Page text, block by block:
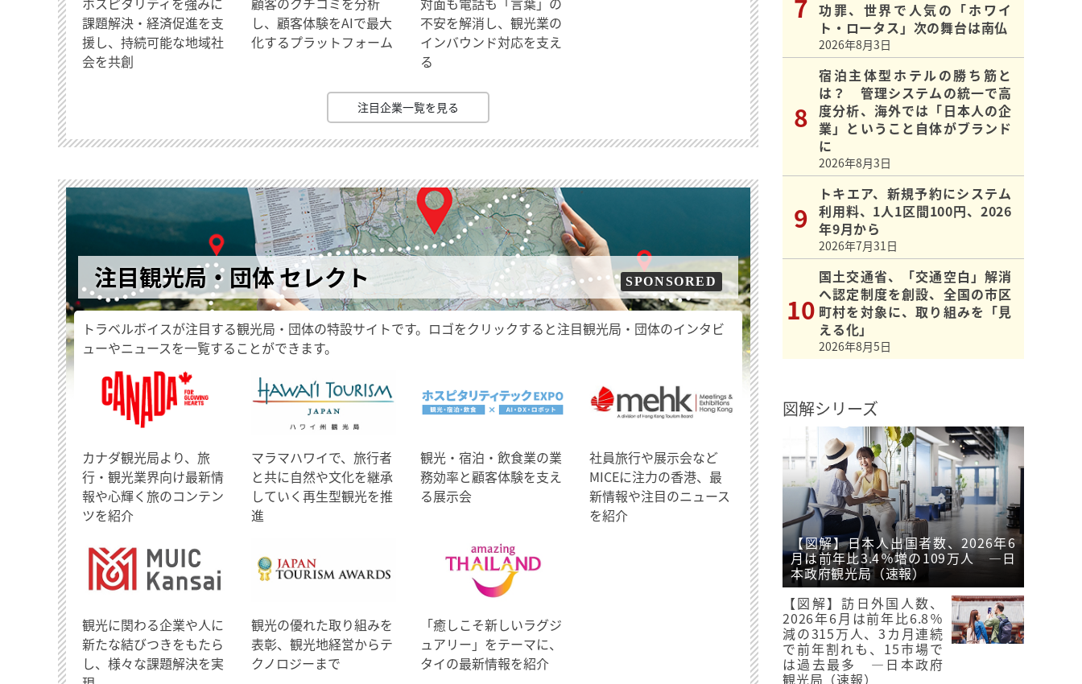
課題解決・経済促進を支
援し、持続可能な地域社
会を共創
し、顧客体験をAIで最大
化するプラットフォーム
不安を解消し、観光業の
インバウンド対応を支え
る
注目企業一覧を見る
注目観光局・団体 セレクト SPONSORED
トラベルボイスが注目する観光局・団体の特設サイトです。ロゴをクリックすると注目観光局・団体のインタビ
ューやニュースを一覧することができます。
​カナダ観光局より、旅
行・観光業界向け最新情
報や心輝く旅のコンテン
ツを紹介
マラマハワイで、旅行者
と共に自然や文化を継承
していく再生型観光を推
進
観光・宿泊・飲食業の業
務効率と顧客体験を支え
る展示会
社員旅行や展示会など
MICEに注力の香港、最
新情報や注目のニュース
を紹介
観光に関わる企業や人に
新たな結びつきをもたら
し、様々な課題解決を実
観光の優れた取り組みを
表彰、観光地経営からテ
クノロジーまで
「癒しこそ新しいラグジ
ュアリー」をテーマに、
タイの最新情報を紹介
功罪、世界で人気の「ホワイ
ト・ロータス」次の舞台は南仏
2026年8月3日
宿泊主体型ホテルの勝ち筋と
は？ 管理システムの統一で高
度分析、海外では「日本人の企
業」ということ自体がブランド
に
2026年8月3日
トキエア、新規予約にシステム
利用料、1人1区間100円、2026
年9月から
2026年7月31日
国土交通省、「交通空白」解消
へ認定制度を創設、全国の市区
町村を対象に、取り組みを「見
える化」
2026年8月5日
図解シリーズ
【図解】日本人出国者数、2026年6
月は前年比3.4％増の109万人 ―日
本政府観光局（速報）
【図解】訪日外国人数、
2026年6月は前年比6.8％
減の315万人、3カ月連続
で前年割れも、15市場で
は過去最多 ―日本政府
観光局（速報）